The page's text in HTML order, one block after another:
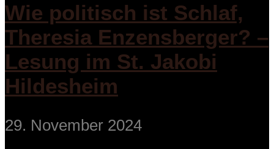
Wie politisch ist Schlaf,
Theresia Enzensberger? –
Lesung im St. Jakobi
Hildesheim
29. November 2024